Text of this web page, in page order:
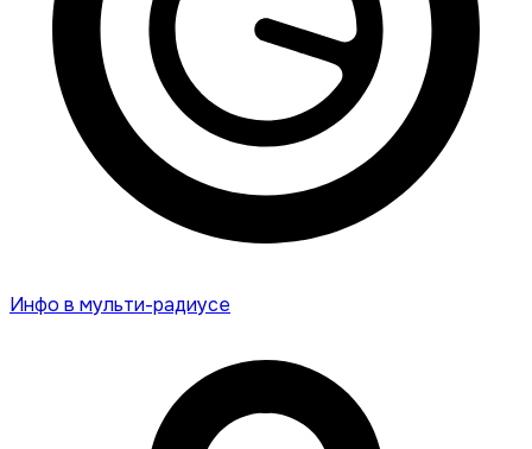
Инфо в мульти-радиусе